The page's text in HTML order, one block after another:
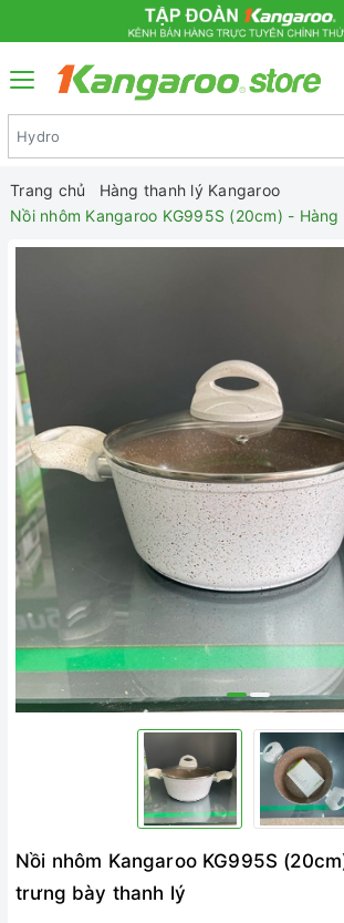
Trang chủ
Hàng thanh lý Kangaroo
Nồi nhôm Kangaroo KG995S (20cm) -
Nồi nhôm Kangaroo KG995S
trưng bày thanh lý